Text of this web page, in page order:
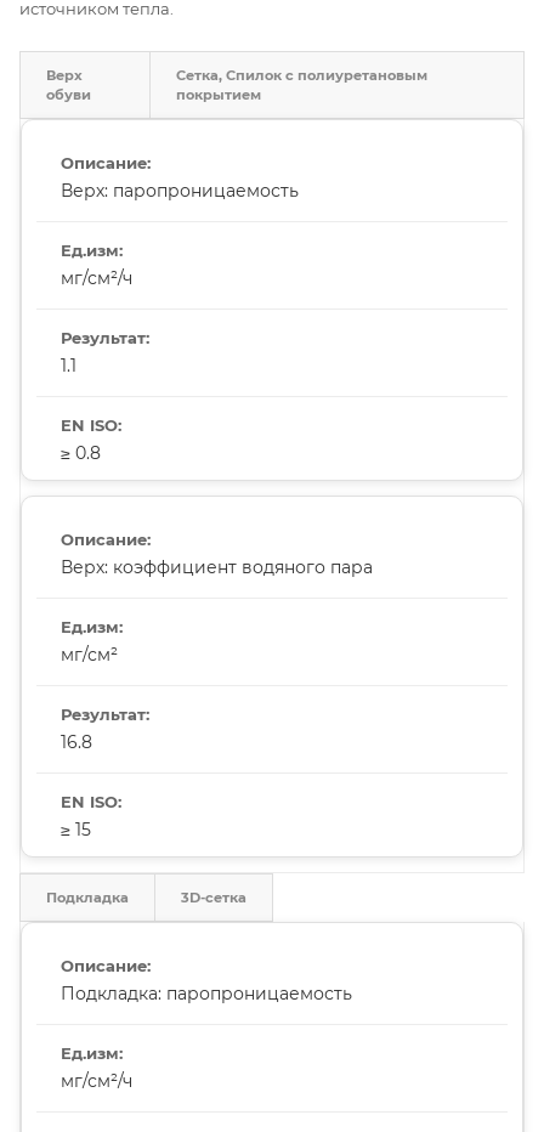
источником тепла.
Верх
обуви
Сетка, Спилок с полиуретановым
покрытием
Верх: паропроницаемость
мг/см²/ч
1.1
≥ 0.8
Верх: коэффициент водяного пара
мг/см²
16.8
≥ 15
Подкладка 3D-сетка
Подкладка: паропроницаемость
мг/см²/ч